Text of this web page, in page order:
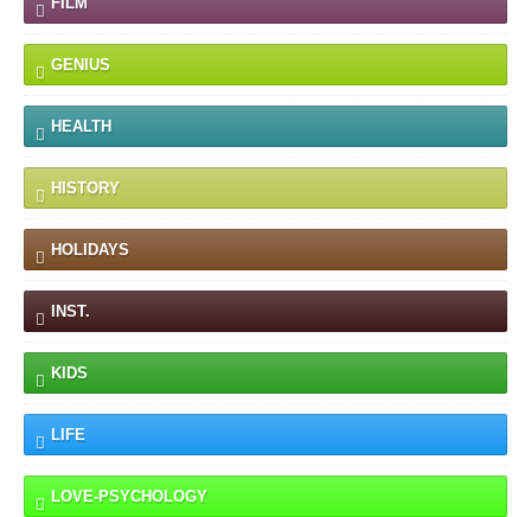
GENIUS
HEALTH
HISTORY
HOLIDAYS
INST.
KIDS
LIFE
LOVE-PSYCHOLOGY